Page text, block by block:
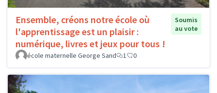
Ensemble, créons notre école où
l'apprentissage est un plaisir :
numérique, livres et jeux pour tous !
Soumis
au vote
école maternelle George Sand 1 0